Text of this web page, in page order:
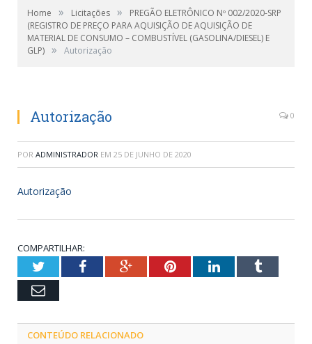
Home » Licitações »
PREGÃO ELETRÔNICO Nº 002/2020-SRP
(REGISTRO DE PREÇO PARA AQUISIÇÃO DE AQUISIÇÃO DE
MATERIAL DE CONSUMO – COMBUSTÍVEL (GASOLINA/DIESEL) E
GLP) » Autorização
Autorização 0
POR ADMINISTRADOR EM 25 DE JUNHO DE 2020
Autorização
COMPARTILHAR:
TwitterFacebookGoogle+PinterestLinkedInTumblr
Email
CONTEÚDO RELACIONADO